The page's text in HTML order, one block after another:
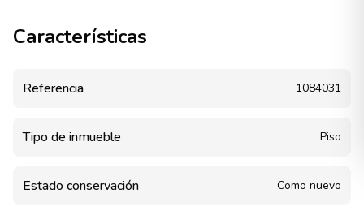
Características
Referencia 1084031
Tipo de inmueble Piso
Estado conservación Como nuevo